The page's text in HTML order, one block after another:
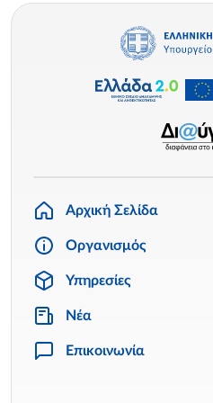
Αρχική Σελίδα
Οργανισμός
Υπηρεσίες
Νέα
Επικοινωνία